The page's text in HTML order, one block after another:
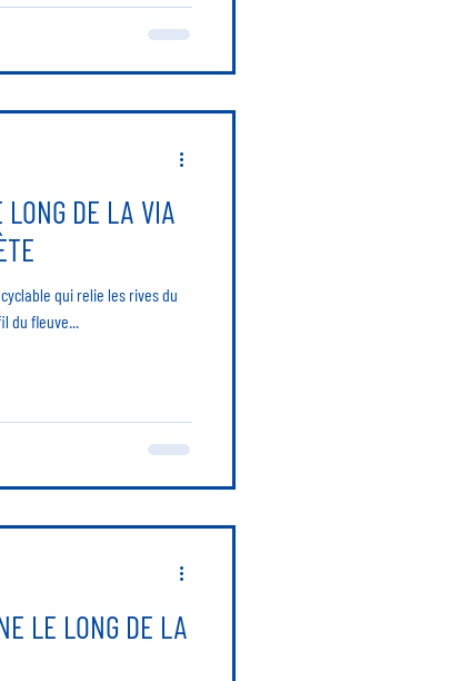
LONG DE LA VIA
cyclable qui relie les rives du
du fleuve...
LE LONG DE LA